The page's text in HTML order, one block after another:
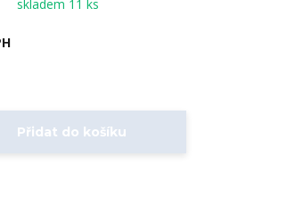
skladem 11 ks
Přidat do košíku